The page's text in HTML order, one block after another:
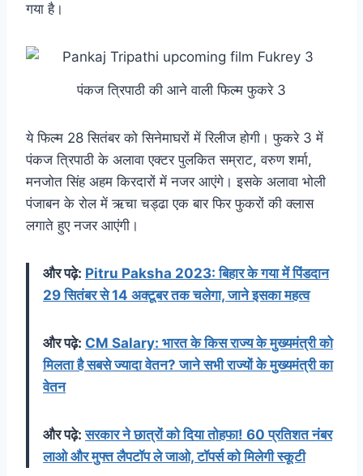
गया है।
पंकज त्रिपाठी की आने वाली फिल्म फुकरे 3
ये फिल्म 28 सितंबर को सिनेमाघरों में रिलीज होगी। फुकरे 3 में
पंकज त्रिपाठी के अलावा एक्टर पुलकित सम्राट, वरुण शर्मा,
मनजोत सिंह अहम किरदारों में नजर आएंगे। इसके अलावा भोली
पंजाबन के रोल में ऋचा चड्ढा एक बार फिर फुकरों की क्लास
लगाते हुए नजर आएंगी।
और पढ़े: Pitru Paksha 2023: बिहार के गया में पिंडदान
29 सितंबर से 14 अक्टूबर तक चलेगा, जाने इसका महत्व
और पढ़े: CM Salary: भारत के किस राज्य के मुख्यमंत्री को
मिलता है सबसे ज्यादा वेतन? जाने सभी राज्यों के मुख्यमंत्री का
वेतन
और पढ़े:सरकार ने छात्रों को दिया तोहफा! 60 प्रतिशत नंबर
लाओ और मुफ्त लैपटॉप ले जाओ, टॉपर्स को मिलेगी स्कूटी